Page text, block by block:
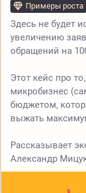
Примеры роста
Здесь не будет
увеличению
обращений на
Этот кейс про
микробизнес
бюджетом,
выжать
Рассказывает
Александр